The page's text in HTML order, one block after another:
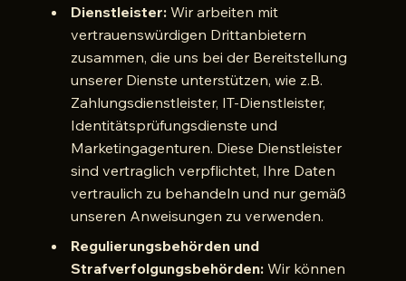
Dienstleister: Wir arbeiten mit
vertrauenswürdigen Drittanbietern
zusammen, die uns bei der Bereitstellung
unserer Dienste unterstützen, wie z.B.
Zahlungsdienstleister, IT-Dienstleister,
Identitätsprüfungsdienste und
Marketingagenturen. Diese Dienstleister
sind vertraglich verpflichtet, Ihre Daten
vertraulich zu behandeln und nur gemäß
unseren Anweisungen zu verwenden.
Regulierungsbehörden und
Strafverfolgungsbehörden: Wir können